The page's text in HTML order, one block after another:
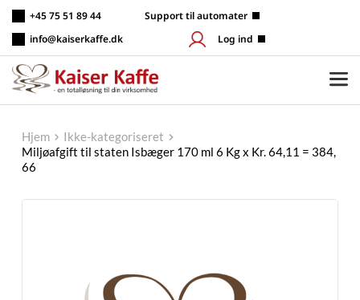
indhold
+45 75 51 89 44
info@kaiserkaffe.dk
Support til automater
Log ind
Hjem
Ikke-kategoriseret
Miljøafgift til staten Isbæger 170 ml 6 Kg x Kr. 64,11 = 384,
66